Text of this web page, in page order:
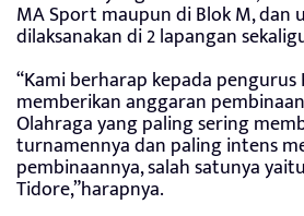
MA Sport maupun di Blok M, dan
dilaksanakan di 2 lapangan
“Kami berharap kepada pengurus
memberikan anggaran
Olahraga yang paling sering
turnamennya dan paling intens
pembinaannya, salah satunya
Tidore,”harapnya.